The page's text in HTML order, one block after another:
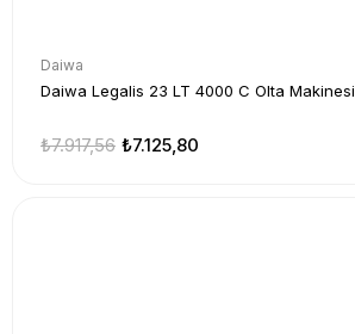
Daiwa
Daiwa Legalis 23 LT 4000 C Olta Makinesi
₺7.125,80
₺7.917,56